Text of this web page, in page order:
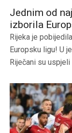
Jednim od
izborila
Rijeka je
Europsku ligu! U
Riječani su